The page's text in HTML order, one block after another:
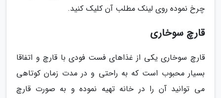
چرخ نموده روی لینک مطلب آن کلیک کنید.
قارچ سوخاری
قارچ سوخاری یکی از غذاهای فست فودی با قارچ و اتفاقا
بسیار محبوب است که به راحتی و در مدت زمان کوتاهی
می توانید آن را در خانه تهیه نموده و به صورت قارچ